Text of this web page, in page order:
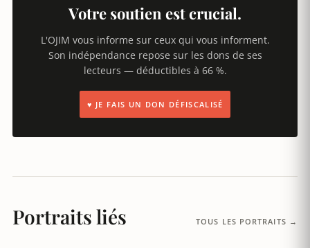
Votre soutien est crucial.
L'OJIM vous informe sur ceux qui vous informent.
Son indépendance repose sur les dons de ses
lecteurs — déductibles à 66 %.
♥ JE FAIS UN DON DÉFISCALISÉ
Portraits liés TOUS LES PORTRAITS →